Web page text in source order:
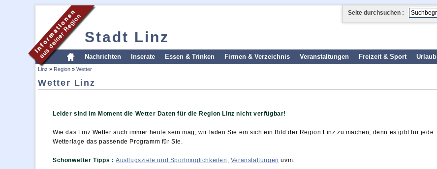
Stadt Linz
Seite durchsuchen :
Nachrichten Inserate Essen & Trinken Firmen & Verzeichnis Veranstaltungen Freizeit & Sport Urlaub
Linz » Region » Wetter
Wetter Linz
Leider sind im Moment die Wetter Daten für die Region Linz nicht verfügbar!
Wie das Linz Wetter auch immer heute sein mag, wir laden Sie ein sich ein Bild der Region Linz zu machen, denn es gibt für jede
Wetterlage das passende Programm für Sie.
Schönwetter Tipps : Ausflugsziele und Sportmöglichkeiten , Veranstaltungen uvm.